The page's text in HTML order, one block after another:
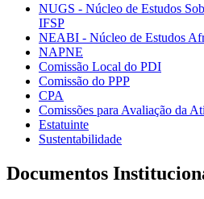
NUGS - Núcleo de Estudos
IFSP
NEABI - Núcleo de Estudos
NAPNE
Comissão Local do PDI
Comissão do PPP
CPA
Comissões para Avaliação da
Estatuinte
Sustentabilidade
Documentos